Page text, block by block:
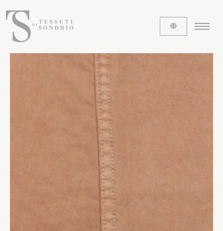
CHI SIAMO
Le etichette
La nostra storia
Lavora con noi
Share our fabrics
I TESSUTI